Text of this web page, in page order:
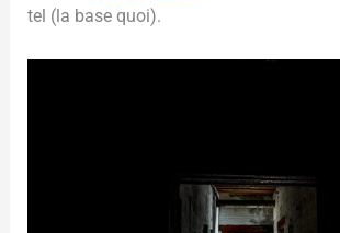
tel (la base quoi).